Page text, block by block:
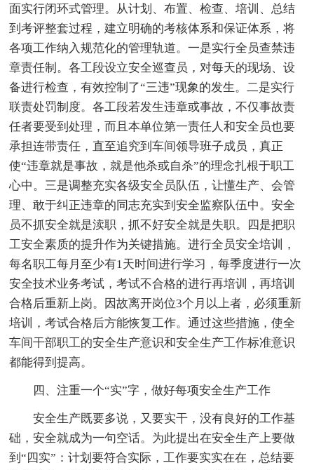
面实行闭环式管理。从计划、布置、检查、培训、总结
到考评整套过程，建立明确的考核体系和保证体系，将
各项工作纳入规范化的管理轨道。一是实行全员查禁违
章责任制。各工段设立安全巡查员，对每天的现场、设
备进行检查，有效控制了“三违”现象的发生。二是实行
联责处罚制度。各工段若发生违章或事故，不仅事故责
任者要受到处理，而且本单位第一责任人和安全员也要
承担连带责任，直至追究到车间领导班子成员，真正
使“违章就是事故，就是他杀或自杀”的理念扎根于职工
心中。三是调整充实各级安全员队伍，让懂生产、会管
理、敢于纠正违章的同志充实到安全监察队伍中。安全
员不抓安全就是渎职，抓不好安全就是失职。四是把职
工安全素质的提升作为关键措施。进行全员安全培训，
每名职工每月至少有1天时间进行学习，每季度进行一次
安全技术业务考试，考试不合格的进行再培训，再培训
合格后重新上岗。因故离开岗位3个月以上者，必须重新
培训，考试合格后方能恢复工作。通过这些措施，使全
车间干部职工的安全生产意识和安全生产工作标准意识
都能得到提高。
四、注重一个“实”字，做好每项安全生产工作
安全生产既要多说，又要实干，没有良好的工作基
础，安全就成为一句空话。为此提出在安全生产上要做
到“四实”：计划要符合实际，工作要实实在在，总结要